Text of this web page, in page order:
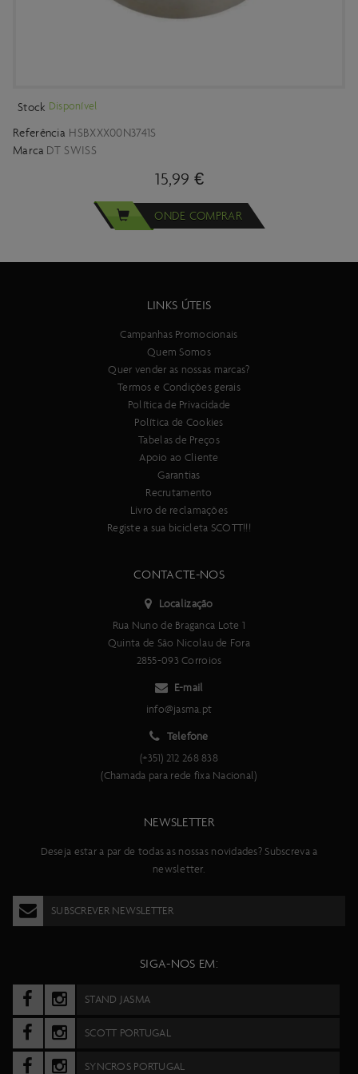
Stock Disponível
Referência HSBXXX00N3741S
Marca DT SWISS
15,99 €
ONDE COMPRAR
LINKS ÚTEIS
Campanhas Promocionais
Quem Somos
Quer vender as nossas marcas?
Termos e Condições gerais
Política de Privacidade
Política de Cookies
Tabelas de Preços
Apoio ao Cliente
Garantias
Recrutamento
Livro de reclamações
Registe a sua bicicleta SCOTT!!!
CONTACTE-NOS
Localização
Rua Nuno de Braganca Lote 1
Quinta de São Nicolau de Fora
2855-093 Corroios
E-mail
info@jasma.pt
Telefone
(+351) 212 268 838
(Chamada para rede fixa Nacional)
NEWSLETTER
Deseja estar a par de todas as nossas novidades? Subscreva a
newsletter.
SUBSCREVER NEWSLETTER
SIGA-NOS EM:
STAND JASMA
SCOTT PORTUGAL
SYNCROS PORTUGAL